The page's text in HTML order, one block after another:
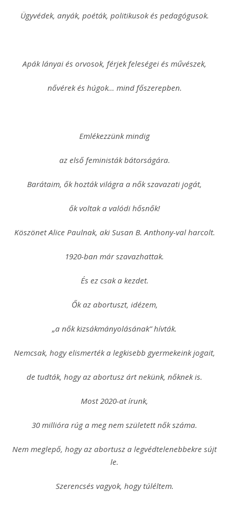
Ügyvédek, anyák, poéták, politikusok és pedagógusok.
Apák lányai és orvosok, férjek feleségei és művészek,
nővérek és húgok… mind főszerepben.
Emlékezzünk mindig
az első feministák bátorságára.
Barátaim, ők hozták világra a nők szavazati jogát,
ők voltak a valódi hősnők!
Köszönet Alice Paulnak, aki Susan B. Anthony-val harcolt.
1920-ban már szavazhattak.
És ez csak a kezdet.
Ők az abortuszt, idézem,
„a nők kizsákmányolásának” hívták.
Nemcsak, hogy elismerték a legkisebb gyermekeink jogait,
de tudták, hogy az abortusz árt nekünk, nőknek is.
Most 2020-at írunk,
30 millióra rúg a meg nem született nők száma.
Nem meglepő, hogy az abortusz a legvédtelenebbekre sújt
le.
Szerencsés vagyok, hogy túléltem.